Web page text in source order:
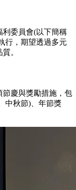
利委員會(以下簡稱
行，期望透過多元
。
節慶與獎勵措施，包
中秋節)、年節獎